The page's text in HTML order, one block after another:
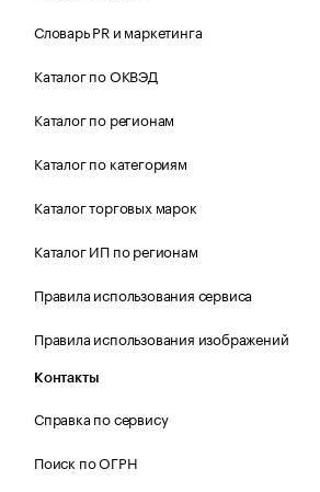
Словарь PR и маркетинга
Каталог по ОКВЭД
Каталог по регионам
Каталог по категориям
Каталог торговых марок
Каталог ИП по регионам
Правила использования сервиса
Правила использования изображений
Контакты
Справка по сервису
Поиск по ОГРН